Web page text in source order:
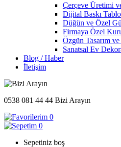
Çerçeve Üretimi ve
Dijital Baskı
Düğün ve Özel
Firmaya Özel
Özgün Tasarım
Sanatsal Ev
Blog / Haber
İletişim
0538 081 44 44 Bizi Arayın
0
0
Sepetiniz boş